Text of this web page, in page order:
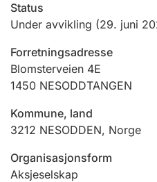
Betaling og
Ektepaktveileder
Offentlig sektor
Status
Under avvikling (29. juni
Forretningsadresse
Blomsterveien 4E
1450 NESODDTANGEN
Kommune, land
3212 NESODDEN, Norge
Organisasjonsform
Aksjeselskap